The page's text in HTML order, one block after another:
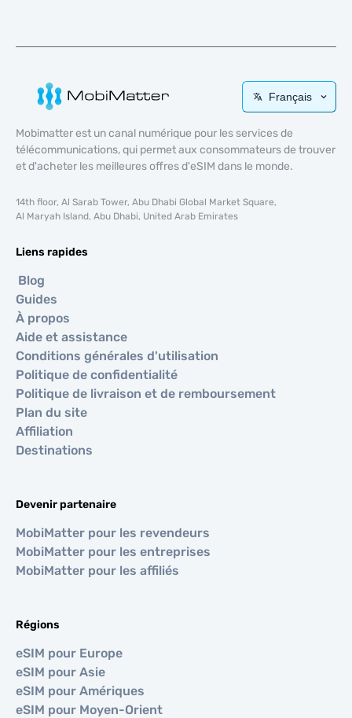
Français
Mobimatter est un canal numérique pour les services de
télécommunications, qui permet aux consommateurs de trouver
et d'acheter les meilleures offres d'eSIM dans le monde.
14th floor, Al Sarab Tower, Abu Dhabi Global Market Square,
Al Maryah Island, Abu Dhabi, United Arab Emirates
Liens rapides
Blog
Guides
À propos
Aide et assistance
Conditions générales d'utilisation
Politique de confidentialité
Politique de livraison et de remboursement
Plan du site
Affiliation
Destinations
Devenir partenaire
MobiMatter pour les revendeurs
MobiMatter pour les entreprises
MobiMatter pour les affiliés
Régions
eSIM pour Europe
eSIM pour Asie
eSIM pour Amériques
eSIM pour Moyen-Orient